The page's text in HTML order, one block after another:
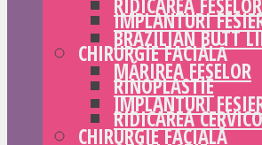
IMPLANTURI
CHIRURGIE FACIALĂ
RINOPLASTIE
RIDICAREA
RIDICAREA FESELOR
BRAZILIAN BUTT
MĂRIREA FESELOR
IMPLANTURI
CHIRURGIE FACIALĂ